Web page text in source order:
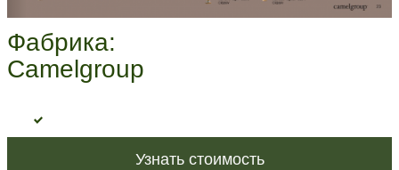
Фабрика:
Camelgroup
Узнать стоимость